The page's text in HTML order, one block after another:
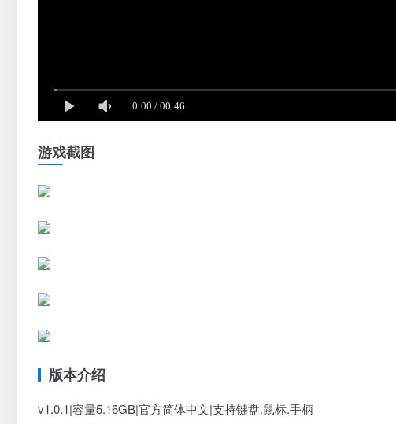
游戏截图
版本介绍
v1.0.1|容量5.16GB|官方简体中文|支持键盘.鼠标.手柄